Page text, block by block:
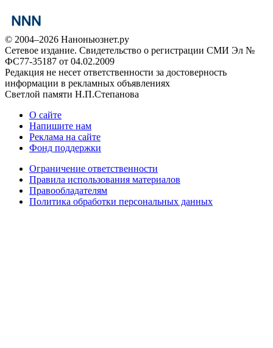
© 2004–2026 Наноньюзнет.ру
Сетевое издание. Свидетельство о регистрации СМИ Эл №
ФС77-35187 от 04.02.2009
Редакция не несет ответственности за достоверность
информации в рекламных объявлениях
Светлой памяти Н.П.Степанова
О сайте
Напишите нам
Реклама на сайте
Фонд поддержки
Ограничение ответственности
Правила использования материалов
Правообладателям
Политика обработки персональных данных